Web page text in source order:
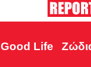
Good Life